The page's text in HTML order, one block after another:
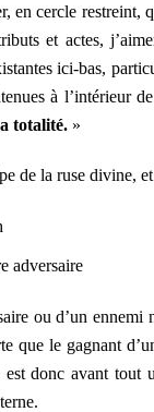
en cercle
et actes,
ici-bas,
à l’intérieur
totalité. »
de la ruse divine,
adversaire
ou d’un ennemi
que le gagnant
donc avant tout